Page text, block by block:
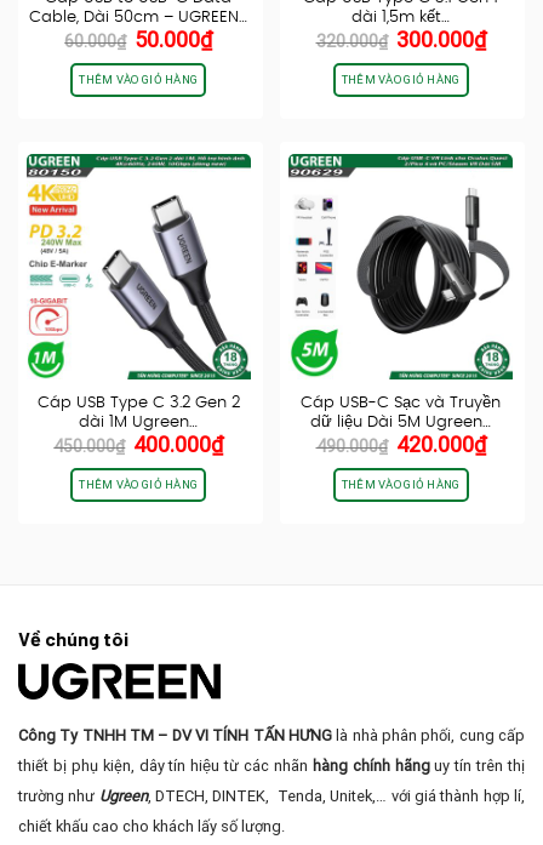
Cable, Dài 50cm – UGREEN…
60.000₫ Giá
gốc
là:
60.000₫.
50.000₫Giá
THÊM VÀO GIỎ HÀNG
dài 1,5m kết…
320.000₫ Giá
gốc
là:
320.000₫.
300.000₫Giá
THÊM VÀO GIỎ HÀNG
Cáp USB Type C 3.2 Gen 2
dài 1M Ugreen…
450.000₫ Giá
gốc
là:
450.000₫.
400.000₫Giá
THÊM VÀO GIỎ HÀNG
Cáp USB-C Sạc và Truyền
dữ liệu Dài 5M Ugreen…
490.000₫ Giá
gốc
là:
490.000₫.
420.000₫Giá
THÊM VÀO GIỎ HÀNG
Về chúng tôi
Công Ty TNHH TM – DV VI TÍNH TẤN HƯNGlà nhà phân phối, cung cấp
thiết bị phụ kiện, dây tín hiệu từ các nhãn hàng chính hãnguy tín trên thị
trường như Ugreen, DTECH, DINTEK, Tenda, Unitek,… với giá thành hợp lí,
chiết khấu cao cho khách lấy số lượng.